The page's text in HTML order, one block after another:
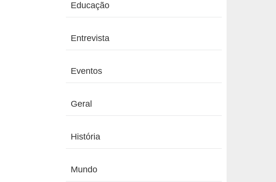
Educação
Entrevista
Eventos
Geral
História
Mundo